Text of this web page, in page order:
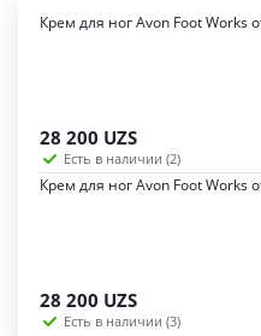
Крем для ног Avon Foot
28 200 UZS
Есть в наличии (2)
Крем для ног Avon Foot
28 200 UZS
Есть в наличии (3)